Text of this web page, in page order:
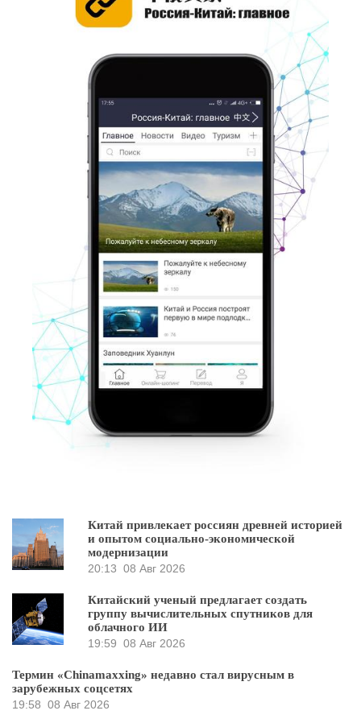
Китай привлекает россиян древней историей
и опытом социально-экономической
модернизации
20:13 08 Авг 2026
Китайский ученый предлагает создать
группу вычислительных спутников для
облачного ИИ
19:59 08 Авг 2026
Термин «Chinamaxxing» недавно стал вирусным в
зарубежных соцсетях
19:58 08 Авг 2026